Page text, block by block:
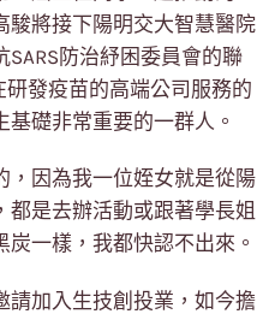
駿將接下陽明交大智慧醫院
防治紓困委員會的聯
發疫苗的高端公司服務的
礎非常重要的一群人。
，因為我一位姪女就是從陽
是去辦活動或跟著學長姐
一樣，我都快認不出來。
請加入生技創投業，如今擔